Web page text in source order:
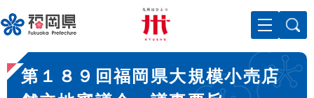
ー
ジ
先
頭
メニューを飛ばして本文へ
本
文
第１８９回福岡県大規模小売店